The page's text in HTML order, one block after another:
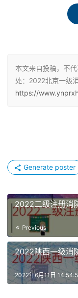
1.报考人员须登录“
台”，提前完成用
后方可报名。请务
2.报名实行告知承
填信息的真实、准
纳入全国信用
本文来自投稿，不
处：2022北京一级
https://
Generate poster
2022二级注册消
Previous
2022陕西一级消
2022年6月11日